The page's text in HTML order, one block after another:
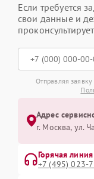
Если требуется
свои данные и
Отправляя
Адрес
г. Москва, ул.
Горячая линия
+7 (495) 023-